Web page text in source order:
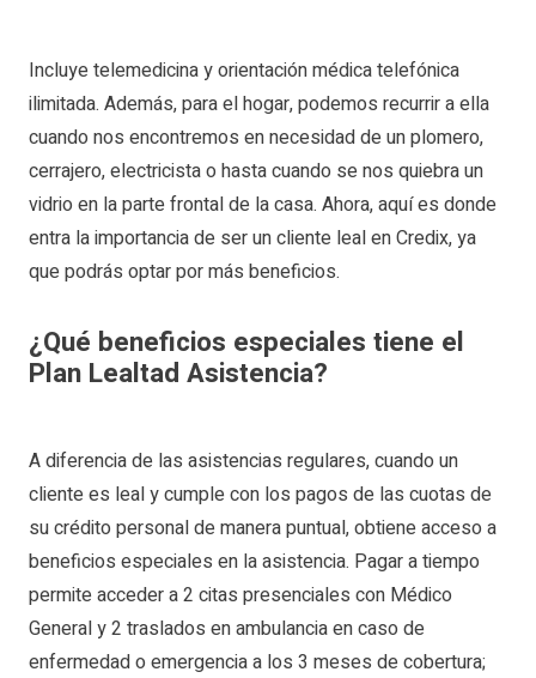
Incluye telemedicina y orientación médica telefónica
ilimitada. Además, para el hogar, podemos recurrir a ella
cuando nos encontremos en necesidad de un plomero,
cerrajero, electricista o hasta cuando se nos quiebra un
vidrio en la parte frontal de la casa. Ahora, aquí es donde
entra la importancia de ser un cliente leal en Credix, ya
que podrás optar por más beneficios.
¿Qué beneficios especiales tiene el
Plan Lealtad Asistencia?
A diferencia de las asistencias regulares, cuando un
cliente es leal y cumple con los pagos de las cuotas de
su crédito personal de manera puntual, obtiene acceso a
beneficios especiales en la asistencia. Pagar a tiempo
permite acceder a 2 citas presenciales con Médico
General y 2 traslados en ambulancia en caso de
enfermedad o emergencia a los 3 meses de cobertura;